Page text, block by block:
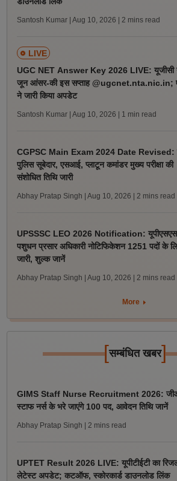
Santosh Kumar | Aug 10, 2026 | 2 mins read
LIVE
UGC NET Answer Key 2026 LIVE: यूजीसी
जून आंसर-की इस सप्ताह @ugcnet.nta.nic.in;
ने जारी किया अपडेट
Santosh Kumar | Aug 10, 2026 | 1 min read
CGPSC Main Exam 2024 Date Revised:
पुलिस सूबेदार, एसआई, प्लाटून कमांडर मुख्य परीक्षा की
संशोधित तिथि जारी
Abhay Pratap Singh | Aug 10, 2026 | 2 mins read
UPSSSC LEO 2026 Notification:
पशुधन प्रसार अधिकारी नोटिफिकेशन 1251 पदों के
जारी, शुल्क जानें
Abhay Pratap Singh | Aug 10, 2026 | 2 mins read
More
[सम्बंधित खबर]
GIMS Staff Nurse Recruitment 2026:
स्टाफ नर्स के भरे जाएंगे 100 पद, आवेदन तिथि जानें
Abhay Pratap Singh | 2 mins read
UPTET Result 2026 LIVE: यूपीटीईटी का
लेटेस्ट अपडेट; कटऑफ, स्कोरकार्ड डाउनलोड लिंक